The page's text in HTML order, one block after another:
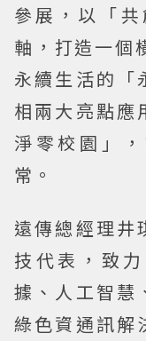
參展，以「共
軸，打造一個
永續生活的「
相兩大亮點
淨零校園」
常。
遠傳總經理井
技代表，致
據、人工智慧
綠色資通訊解